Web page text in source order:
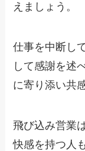
えましょう。
仕事を中断し
して感謝を述
に寄り添い共
飛び込み営業
快感を持つ人